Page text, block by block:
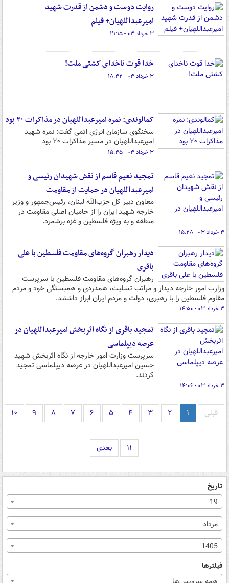
روایت دوست و دشمن از قدرت شهید
امیرعبداللهیان+ فیلم
۳ خرداد ۰۳ - ۲۱:۱۵
خدا قوت ناخدای کشتی ملت!
۳ خرداد ۰۳ - ۱۸:۳۲
کمالوندی: نمره امیرعبداللهیان در مذاکرات ۲۰ بود
سخنگوی سازمان انرژی اتمی گفت: نمره شهید
امیرعبداللهیان در مسیر مذاکرات ۲۰ بود
۳ خرداد ۰۳ - ۱۵:۳۵
تمجید نعیم قاسم از نقش شهیدان رئیسی و
امیرعبداللهیان در حمایت از مقاومت
معاون دبیر کل حزب‌الله لبنان، رئیس‌جمهور و وزیر
خارجه شهید ایران را از حامیان اصلی مقاومت در
منطقه و به ویژه فلسطین و غزه برشمرد.
۳ خرداد ۰۳ - ۱۵:۲۸
دیدار رهبران گروه‌های مقاومت فلسطین با علی
باقری
رهبران گروه‌های مقاومت فلسطین با سرپرست
وزارت امور خارجه دیدار و مراتب تسلیت، همدردی و همبستگی خود و مردم
مقاوم فلسطین را با رهبری، دولت و مردم ایران ابراز داشتند.
۳ خرداد ۰۳ - ۱۴:۵۰
تمجید باقری از نگاه اثربخش امیرعبداللهیان در
عرصه دیپلماسی
سرپرست وزارت امور خارجه از نگاه اثربخش شهید
حسین امیرعبداللهیان در عرصه دیپلماسی تمجید
کردند.
۳ خرداد ۰۳ - ۱۴:۰۶
قبلی ۱ ۲ ۳ ۴ ۵ ۶ ۷ ۸ ۹ ۱۰
۱۱ بعدی
تاریخ
19
مرداد
1405
فیلترها